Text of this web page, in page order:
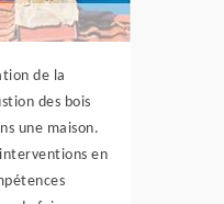
de la
des bois
une maison.
en